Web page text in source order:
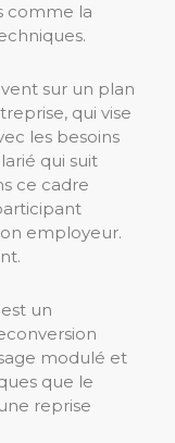
comme la
sur un plan
qui vise
les besoins
qui suit
ce cadre
employeur.
un
modulé et
que le
reprise